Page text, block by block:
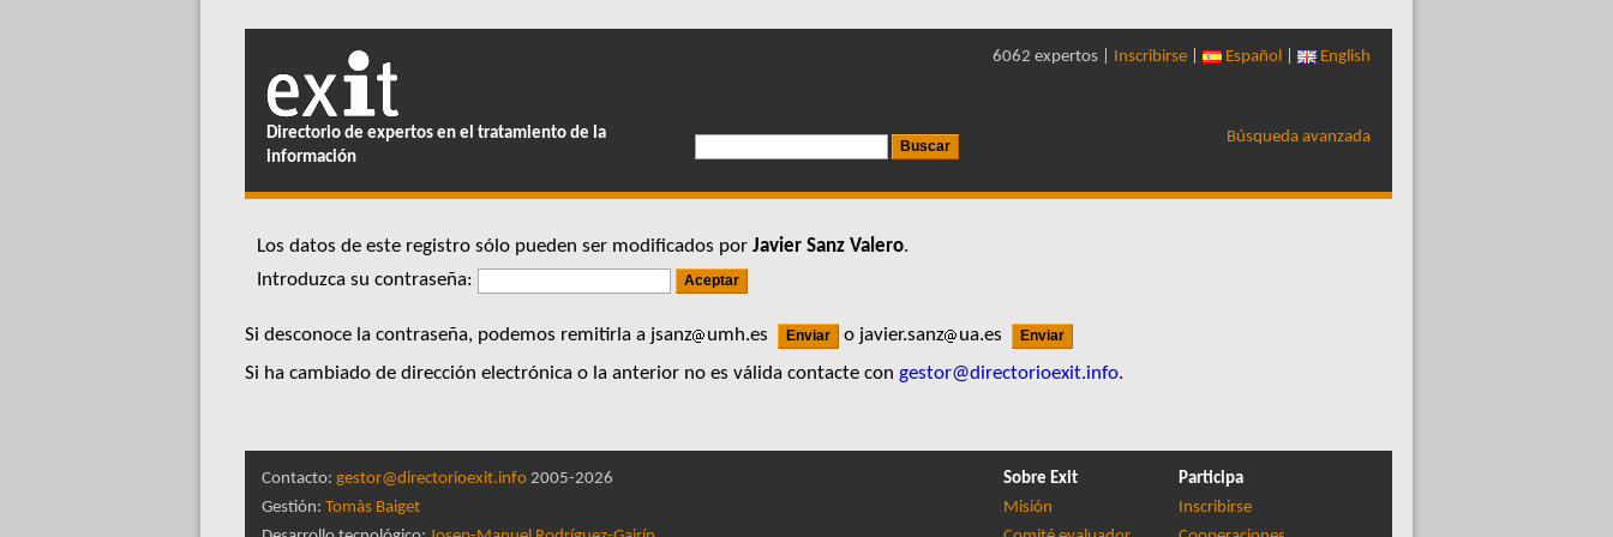
Directorio de expertos en el tratamiento de la
información
6062 expertos | Inscribirse Español English
Búsqueda avanzada
Los datos de este registro sólo pueden ser modificados por Javier Sanz Valero.
Introduzca su contraseña:
Si desconoce la contraseña, podemos remitirla a jsanz umh.es o javier.sanz
ua.es
Si ha cambiado de dirección electrónica o la anterior no es válida contacte con gestor@directorioexit.info.
Contacto: gestor@directorioexit.info 2005-2026
Gestión: Tomàs Baiget
Sobre Exit
Misión
Participa
Inscribirse